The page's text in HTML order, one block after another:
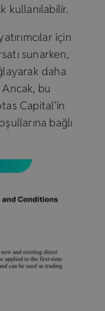
kullanılabilir.
için
sunarken,
daha
bu
Capital’in
bağlı